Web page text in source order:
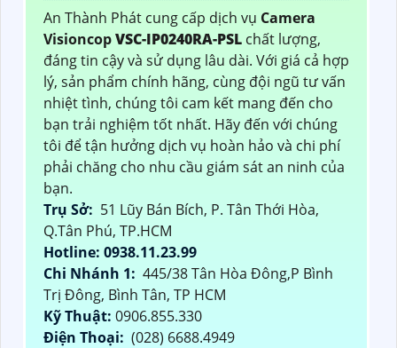
An Thành Phát cung cấp dịch vụ Camera
VisioncopVSC-IP0240RA-PSL chất lượng,
đáng tin cậy và sử dụng lâu dài. Với giá cả hợp
lý, sản phẩm chính hãng, cùng đội ngũ tư vấn
nhiệt tình, chúng tôi cam kết mang đến cho
bạn trải nghiệm tốt nhất. Hãy đến với chúng
tôi để tận hưởng dịch vụ hoàn hảo và chi phí
phải chăng cho nhu cầu giám sát an ninh của
bạn.
Trụ Sở: 51 Lũy Bán Bích, P. Tân Thới Hòa,
Q.Tân Phú, TP.HCM
Hotline: 0938.11.23.99
Chi Nhánh 1: 445/38 Tân Hòa Đông,P Bình
Trị Đông, Bình Tân, TP HCM
Kỹ Thuật: 0906.855.330
Điện Thoại: (028) 6688.4949